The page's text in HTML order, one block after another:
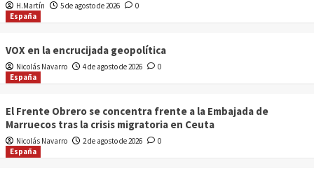
H.Martín 5 de agosto de 2026
0
España
VOX en la encrucijada geopolítica
Nicolás Navarro 4 de agosto de 2026
0
España
El Frente Obrero se concentra frente a la Embajada de
Marruecos tras la crisis migratoria en Ceuta
Nicolás Navarro 2 de agosto de 2026
0
España